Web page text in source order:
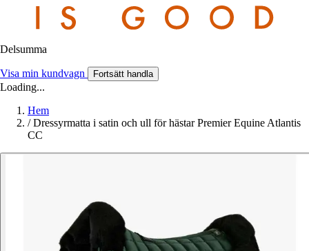
Delsumma
Visa min kundvagn Fortsätt handla
Loading...
Hem
/ Dressyrmatta i satin och ull för hästar Premier Equine Atlantis
CC